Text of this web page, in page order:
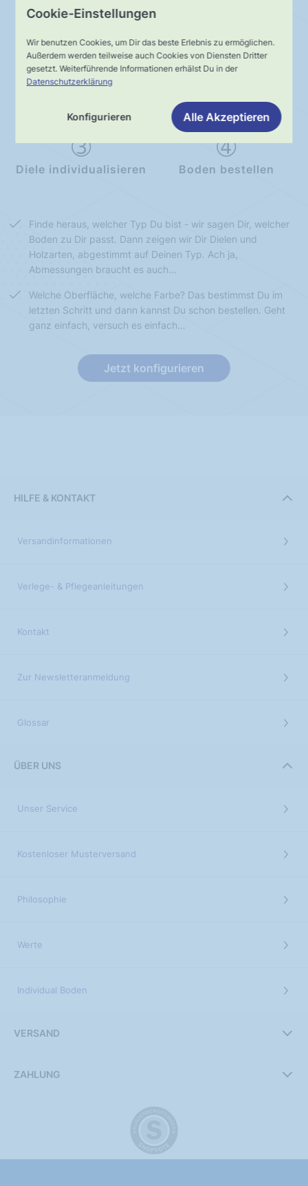
Cookie-Einstellungen
Wir benutzen Cookies, um Dir das beste Erlebnis zu ermöglichen.
Außerdem werden teilweise auch Cookies von Diensten Dritter
gesetzt. Weiterführende Informationen erhälst Du in der
Datenschutzerklärung
Konfigurieren Alle Akzeptieren
Schritt für Schritt
zum Premiumboden
Typ bestimmen Diele wählen
Diele individualisieren Boden bestellen
Finde heraus, welcher Typ Du bist - wir sagen Dir, welcher
Boden zu Dir passt. Dann zeigen wir Dir Dielen und
Holzarten, abgestimmt auf Deinen Typ. Ach ja,
Abmessungen braucht es auch…
Welche Oberfläche, welche Farbe? Das bestimmst Du im
letzten Schritt und dann kannst Du schon bestellen. Geht
ganz einfach, versuch es einfach…
Jetzt konfigurieren
HILFE & KONTAKT
Versandinformationen
Verlege- & Pflegeanleitungen
Kontakt
Zur Newsletteranmeldung
Glossar
ÜBER UNS
Unser Service
Kostenloser Musterversand
Philosophie
Werte
Individual Boden
VERSAND
ZAHLUNG